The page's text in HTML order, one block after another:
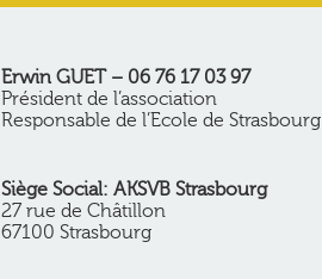
Erwin GUET – 06 76 17 03 97
Président de l’association
Responsable de l’Ecole de Strasbourg
Siège Social: AKSVB Strasbourg
27 rue de Châtillon
67100 Strasbourg